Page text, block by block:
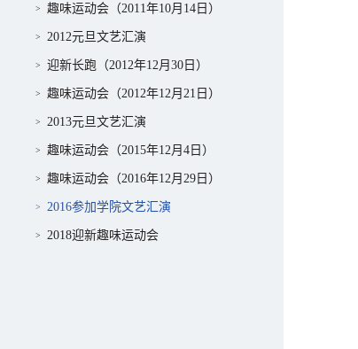
趣味运动会（2011年10月14日）
2012元旦文艺汇演
迎新长跑（2012年12月30日）
趣味运动会（2012年12月21日）
2013元旦文艺汇演
趣味运动会（2015年12月4日）
趣味运动会（2016年12月29日）
2016参加学院文艺汇演
2018迎新趣味运动会